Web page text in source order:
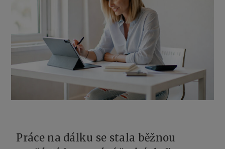
Práce na dálku se stala běžnou